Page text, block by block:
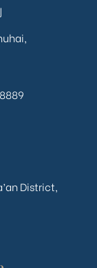
District,